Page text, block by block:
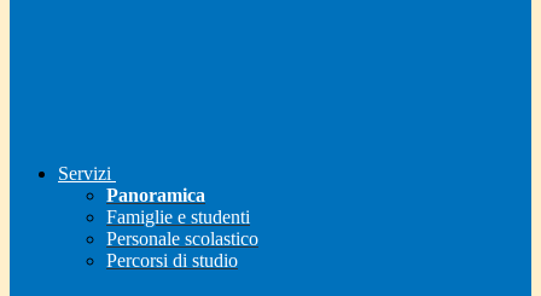
Servizi
Panoramica
Famiglie e studenti
Personale scolastico
Percorsi di studio